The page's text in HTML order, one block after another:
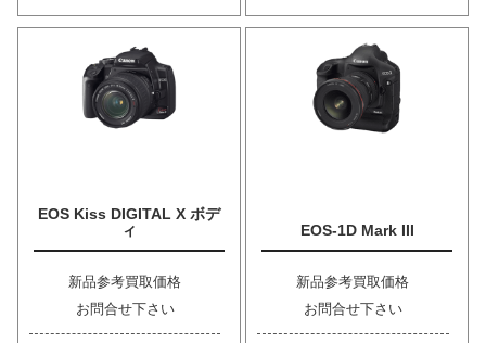
EOS Kiss DIGITAL X ボデ
ィ
新品参考買取価格
お問合せ下さい
EOS-1D Mark III
新品参考買取価格
お問合せ下さい